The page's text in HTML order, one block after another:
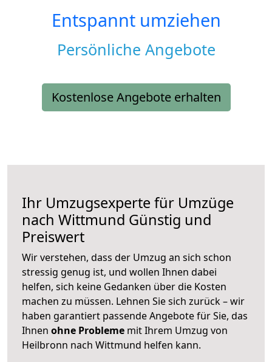
Entspannt umziehen
Persönliche Angebote
Kostenlose Angebote erhalten
Ihr Umzugsexperte für Umzüge
nach Wittmund Günstig und
Preiswert
Wir verstehen, dass der Umzug an sich schon
stressig genug ist, und wollen Ihnen dabei
helfen, sich keine Gedanken über die Kosten
machen zu müssen. Lehnen Sie sich zurück – wir
haben garantiert passende Angebote für Sie, das
Ihnen ohne Probleme mit Ihrem Umzug von
Heilbronn nach Wittmund helfen kann.